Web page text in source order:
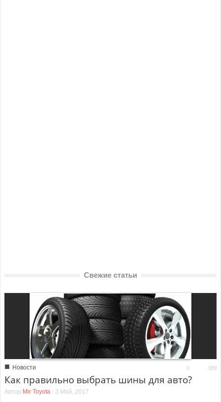
Свежие статьи
■ Новости 0 399
Как правильно выбрать шины для авто?
Автор Mir Toyota - 3 Май, 2017